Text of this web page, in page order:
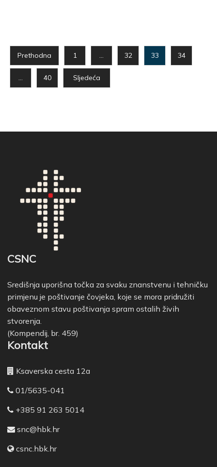
Prethodna 1 … 32 33 34
… 40 Sljedeća
CSNC
Središnja uporišna točka za svaku znanstvenu i tehničku
primjenu je poštivanje čovjeka, koje se mora pridružiti
obaveznom stavu poštivanja spram ostalih živih
stvorenja.
(Kompendij, br. 459)
Kontakt
Ksaverska cesta 12a
01/5635-041
+385 91 263 5014
snc@hbk.hr
csnc.hbk.hr